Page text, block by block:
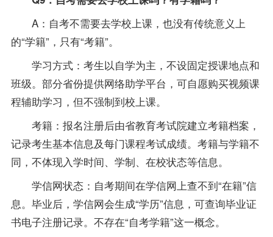
A：自考不需要去学校上课，也没有传统意义上
的“学籍”，只有“考籍”。
学习方式：考生以自学为主，不设固定授课地点和
班级。部分省份提供网络助学平台，可自愿购买视频课
程辅助学习，但不强制到校上课。
考籍：报名注册后由省教育考试院建立考籍档案，
记录考生基本信息及每门课程考试成绩。考籍与学籍不
同，不体现入学时间、学制、在校状态等信息。
学信网状态：自考期间在学信网上查不到“在籍”信
息。毕业后，学信网会生成“学历”信息，可查询毕业证
书电子注册记录。不存在“自考学籍”这一概念。